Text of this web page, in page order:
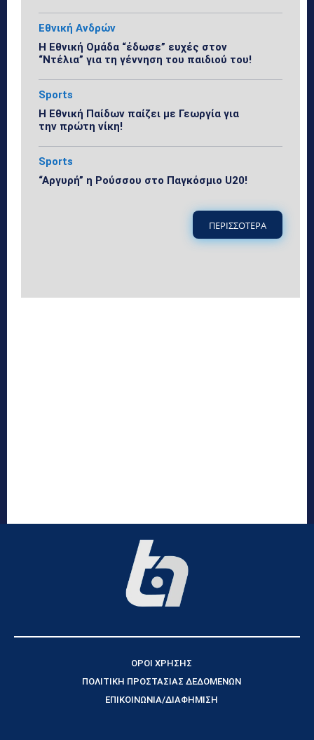
Εθνική Ανδρών
Η Εθνική Ομάδα “έδωσε” ευχές στον
“Ντέλια” για τη γέννηση του παιδιού του!
Sports
Η Εθνική Παίδων παίζει με Γεωργία για
την πρώτη νίκη!
Sports
“Αργυρή” η Ρούσσου στο Παγκόσμιο U20!
ΠΕΡΙΣΣΟΤΕΡΑ
ΟΡΟΙ ΧΡΗΣΗΣ
ΠΟΛΙΤΙΚΗ ΠΡΟΣΤΑΣΙΑΣ ΔΕΔΟΜΕΝΩΝ
ΕΠΙΚΟΙΝΩΝΙΑ/ΔΙΑΦΗΜΙΣΗ